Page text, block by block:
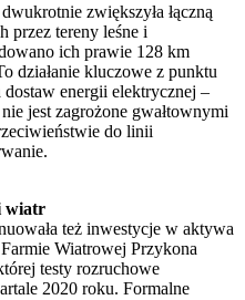
zwiększyła łączną
przez tereny leśne i
ich prawie 128 km
działanie kluczowe z punktu
energii elektrycznej –
jest zagrożone gwałtownymi
do linii
wiatr
też inwestycje w aktywa
Wiatrowej Przykona
testy rozruchowe
2020 roku. Formalne